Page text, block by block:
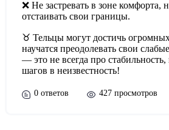
❌ Не застревать в зоне комфорта,
отстаивать свои границы.
♉ Тельцы могут достичь
научатся преодолевать свои
— это не всегда про стабильность,
шагов в неизвестность!
0 ответов 427 просмотров